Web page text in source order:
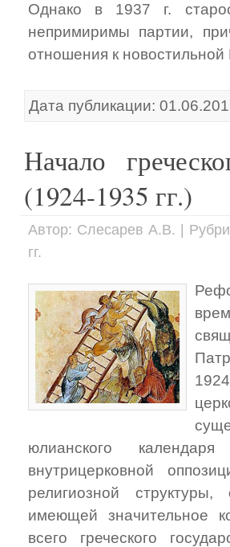
Однако в 1937 г.
непримиримы партии,
отношения к новостильной
Дата публикации:
Начало
(1924-1935 гг.)
Автор: Слесарев А.В. |
гг.
юлианского
внутрицерковной
религиозной
имеющей значительное
всего греческого